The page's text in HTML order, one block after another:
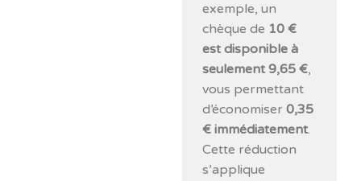
exemple, un
chèque de 10 €
est disponible à
seulement 9,65 €,
vous permettant
d’économiser0,35
€ immédiatement.
Cette réduction
s’applique